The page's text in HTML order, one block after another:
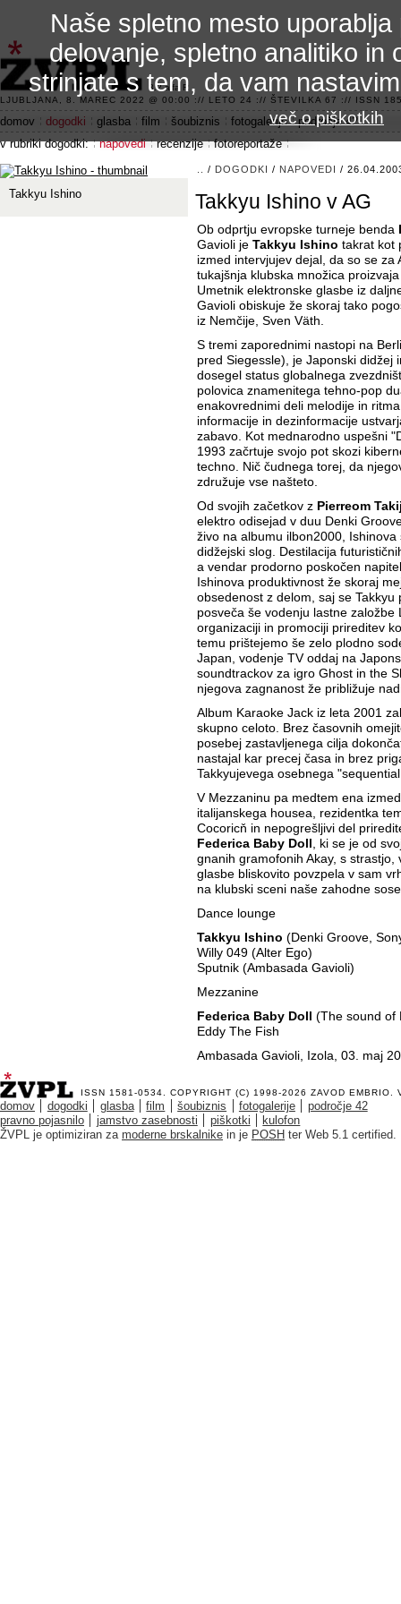
3.2 alfa R
LJUBLJANA, 8. MAREC 2022 @ 00:00 :// LETO 24 :// ŠTEVILKA 67 :// ISSN
domov dogodki glasba film šoubiznis fotogalerije
področje 42
v rubriki dogodki:
napovedi recenzije fotoreportaže
/ DOGODKI / NAPOVEDI /
Takkyu Ishino v AG
Ob odprtju evropske turneje benda
Gavioli je Takkyu Ishino takrat kot
izmed intervjujev dejal, da so se za
tukajšnja klubska množica
Umetnik elektronske glasbe iz
Gavioli obiskuje že skoraj tako
iz Nemčije, Sven Väth.
S tremi zaporednimi nastopi na
pred Siegessle), je Japonski didžej
dosegel status globalnega
polovica znamenitega tehno-pop
enakovrednimi deli melodije in
informacije in dezinformacije
zabavo. Kot mednarodno uspešni
1993 začrtuje svojo pot skozi
techno. Nič čudnega torej, da
združuje vse našteto.
Od svojih začetkov z Pierreom
elektro odisejad v duu Denki
živo na albumu ilbon2000,
didžejski slog. Destilacija
a vendar prodorno poskočen
Ishinova produktivnost že skoraj
obsedenost z delom, saj se
posveča še vodenju lastne
organizaciji in promociji prireditev
temu prištejemo še zelo plodno
Japan, vodenje TV oddaj na
soundtrackov za igro Ghost in the
njegova zagnanost že približuje
Album Karaoke Jack iz leta 2001
skupno celoto. Brez časovnih
posebej zastavljenega cilja
nastajal kar precej časa in brez
Takkyujevega osebnega
V Mezzaninu pa medtem ena
italijanskega housea, rezidentka
Cocoricň in nepogrešljivi del
Federica Baby Doll , ki se je od
gnanih gramofonih Akay, s strastjo,
glasbe bliskovito povzpela v sam
na klubski sceni naše zahodne
Dance lounge
Takkyu Ishino (Denki Groove,
Willy 049 (Alter Ego)
Sputnik (Ambasada Gavioli)
Mezzanine
Federica Baby Doll
(The sound of
Eddy The Fish
Ambasada Gavioli, Izola, 03. maj
Takkyu Ishino
ISSN 1581-0534. COPYRIGHT (C) 1998-2026 ZAVOD EMBRIO .
domov dogodki glasba film šoubiznis fotogalerije
področje 42
pravno pojasnilo
jamstvo zasebnosti piškotki
kulofon
ŽVPL je optimiziran za moderne brskalnike in je POSH ter Web 5.1 certified.
Naše spletno mesto
delovanje, spletno analitiko in
strinjate s tem, da vam
več o piškotkih